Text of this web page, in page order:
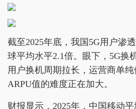
截至2025年底，我国5G用户渗
球平均水平2.1倍。眼下，5G换
用户换机周期拉长，运营商单
ARPU值的难度正在加大。
财报显示，2025年，中国移动